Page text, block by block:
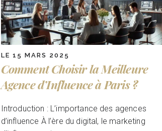
LE 15 MARS 2025
Comment Choisir la Meilleure
Agence d’Influence à Paris ?
Introduction : L’importance des agences
d’influence À l’ère du digital, le marketing